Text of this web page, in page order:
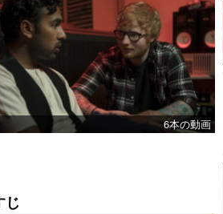
6本の動画
じ